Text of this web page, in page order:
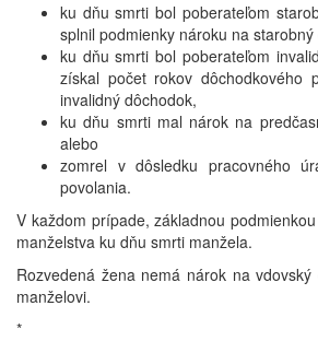
ku dňu smrti bol poberateľom
splnil podmienky nároku na
ku dňu smrti bol poberateľom
získal počet rokov dôchodkového
invalidný dôchodok,
ku dňu smrti mal nárok na
alebo
zomrel v dôsledku pracovného
povolania.
V každom prípade, základnou
manželstva ku dňu smrti manžela.
Rozvedená žena nemá nárok na
manželovi.
*